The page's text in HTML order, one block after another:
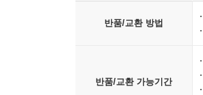
반품/교환 방법
반품/교환 가능기간